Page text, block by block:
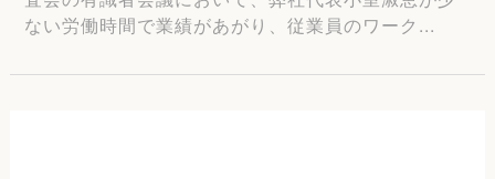
ない労働時間で業績があがり、従業員のワーク...